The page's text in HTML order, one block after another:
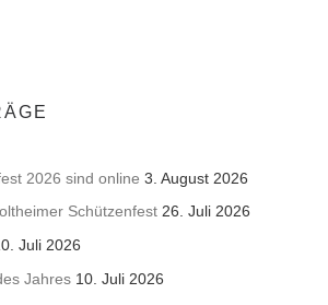
2026 sind online 3. August 2026
Schützenfest 26. Juli 2026
Juli 2026
Jahres 10. Juli 2026